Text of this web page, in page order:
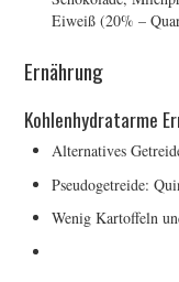
Eiweiß (20% –
Ernährung
Kohlenhydratarme
Alternatives
Pseudogetreide:
Wenig Kartoffeln